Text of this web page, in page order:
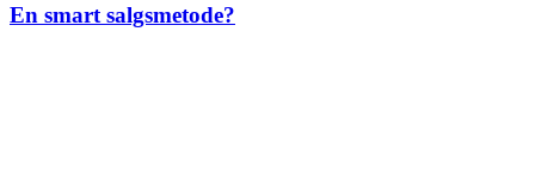
En smart salgsmetode?